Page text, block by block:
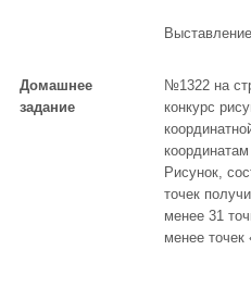
Домашнее
задание
№1322 на
конкурс
Рисунок,
точек
менее 31
менее точек